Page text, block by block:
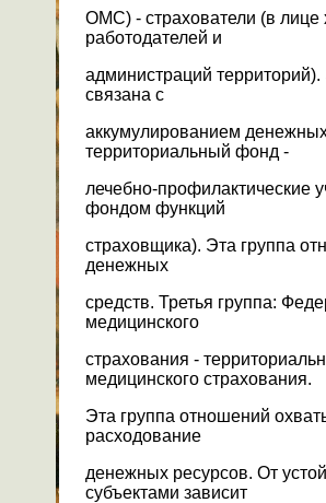
ОМС) - страхователи (в лице
работодателей и
администраций
связана с
аккумулированием
территориальный фонд -
лечебно-профилактические
фондом функций
страховщика). Эта группа
денежных
средств. Третья группа:
медицинского
страхования -
медицинского страхования.
Эта группа отношений
расходование
денежных ресурсов. От
субъектами зависит